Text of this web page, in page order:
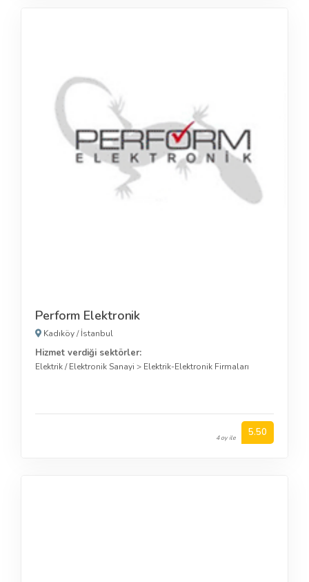
Perform Elektronik
Kadıköy/İstanbul
Hizmet verdiği sektörler:
Elektrik / Elektronik Sanayi > Elektrik-Elektronik Firmaları
4 oy ile 5.50